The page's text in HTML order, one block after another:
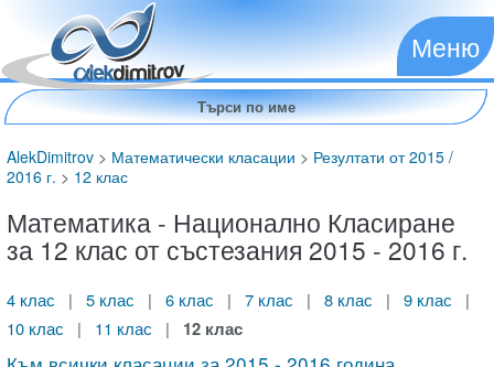
Меню
AlekDimitrov > Математически класации > Резултати от 2015 /
2016 г. > 12 клас
Математика - Национално Класиране
за 12 клас от състезания 2015 - 2016 г.
4 клас | 5 клас | 6 клас | 7 клас | 8 клас | 9 клас
|
10 клас
| 11 клас | 12 клас